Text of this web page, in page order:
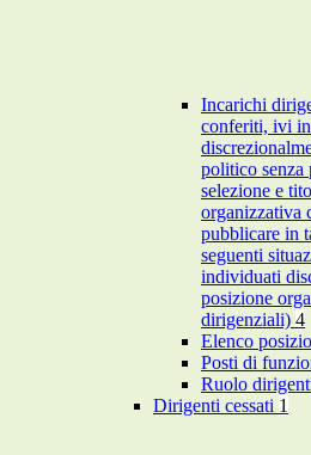
Incarichi
conferiti, ivi
politico senza
selezione e
organizzativa
pubblicare in
seguenti
individuati
posizione
dirigenziali) 4
Elenco
Posti di
Ruolo
Dirigenti cessati 1